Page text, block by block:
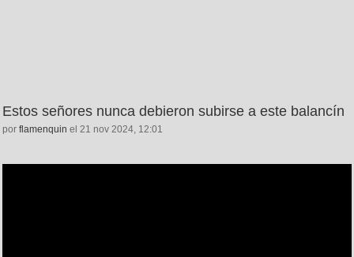
Estos señores nunca debieron subirse a este balancín
por flamenquin el 21 nov 2024, 12:01